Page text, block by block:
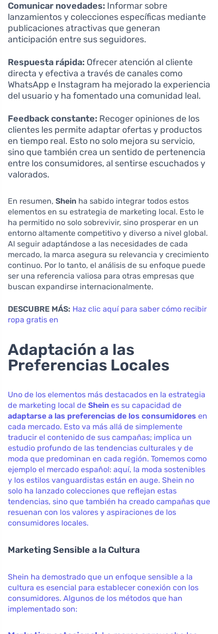
Comunicar novedades: Informar sobre
lanzamientos y colecciones específicas mediante
publicaciones atractivas que generan
anticipación entre sus seguidores.
Respuesta rápida: Ofrecer atención al cliente
directa y efectiva a través de canales como
WhatsApp e Instagram ha mejorado la experiencia
del usuario y ha fomentado una comunidad leal.
Feedback constante: Recoger opiniones de los
clientes les permite adaptar ofertas y productos
en tiempo real. Esto no solo mejora su servicio,
sino que también crea un sentido de pertenencia
entre los consumidores, al sentirse escuchados y
valorados.
En resumen, Shein ha sabido integrar todos estos
elementos en su estrategia de marketing local. Esto le
ha permitido no solo sobrevivir, sino prosperar en un
entorno altamente competitivo y diverso a nivel global.
Al seguir adaptándose a las necesidades de cada
mercado, la marca asegura su relevancia y crecimiento
continuo. Por lo tanto, el análisis de su enfoque puede
ser una referencia valiosa para otras empresas que
buscan expandirse internacionalmente.
DESCUBRE MÁS: Haz clic aquí para saber cómo recibir
ropa gratis en
Adaptación a las
Preferencias Locales
Uno de los elementos más destacados en la estrategia
de marketing local de Shein es su capacidad de
adaptarse a las preferencias de los consumidores en
cada mercado. Esto va más allá de simplemente
traducir el contenido de sus campañas; implica un
estudio profundo de las tendencias culturales y de
moda que predominan en cada región. Tomemos como
ejemplo el mercado español: aquí, la moda sostenibles
y los estilos vanguardistas están en auge. Shein no
solo ha lanzado colecciones que reflejan estas
tendencias, sino que también ha creado campañas que
resuenan con los valores y aspiraciones de los
consumidores locales.
Marketing Sensible a la Cultura
Shein ha demostrado que un enfoque sensible a la
cultura es esencial para establecer conexión con los
consumidores. Algunos de los métodos que han
implementado son: